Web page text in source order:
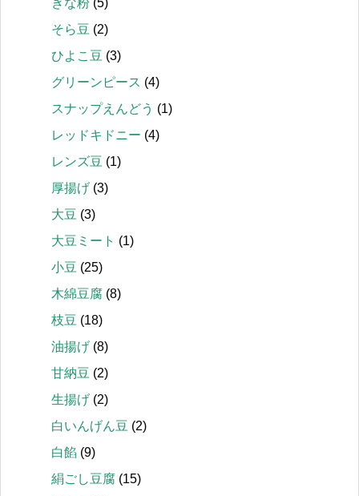
きな粉 (5)
そら豆 (2)
ひよこ豆 (3)
グリーンピース (4)
スナップえんどう (1)
レッドキドニー (4)
レンズ豆 (1)
厚揚げ (3)
大豆 (3)
大豆ミート (1)
小豆 (25)
木綿豆腐 (8)
枝豆 (18)
油揚げ (8)
甘納豆 (2)
生揚げ (2)
白いんげん豆 (2)
白餡 (9)
絹ごし豆腐 (15)